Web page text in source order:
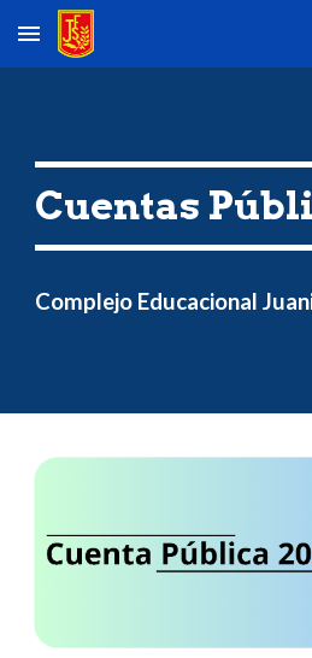
Skip to main content
Cuentas
Complejo Educacional